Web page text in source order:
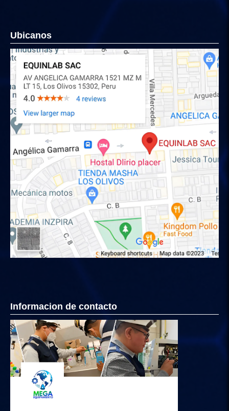
Ubicanos
Informacion de contacto